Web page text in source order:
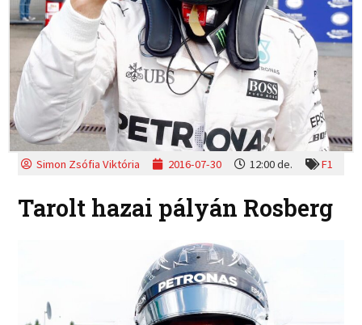
Simon Zsófia Viktória 2016-07-30 12:00 de. F1
Tarolt hazai pályán Rosberg